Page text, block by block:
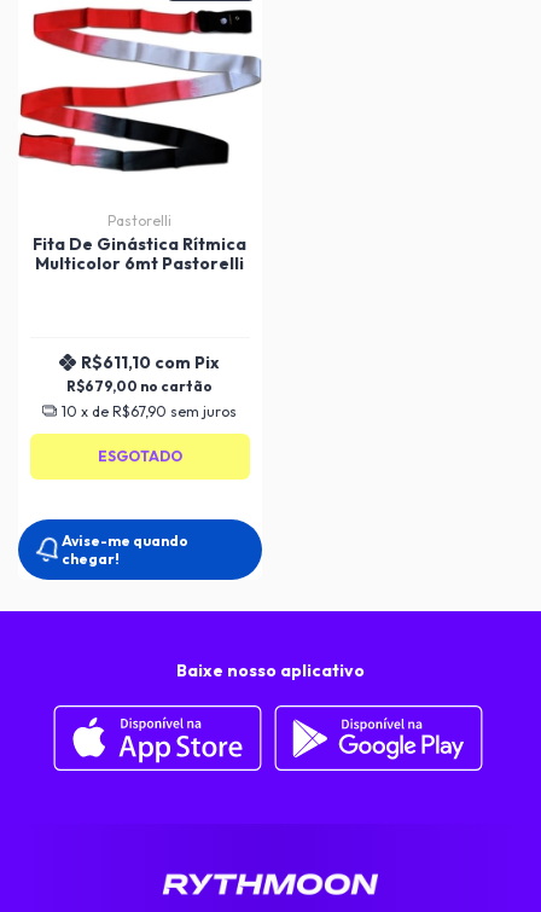
Pastorelli
Fita De Ginástica Rítmica
Multicolor 6mt Pastorelli
R$679,00
R$611,10 com Pix
10 x deR$67,90 sem juros
ESGOTADO
Avise-me quando
chegar!
Baixe nosso aplicativo